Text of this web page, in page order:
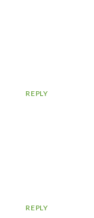
REPLY
REPLY